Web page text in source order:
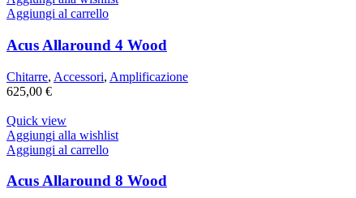
Aggiungi al carrello
Acus Allaround 4 Wood
Chitarre, Accessori, Amplificazione
625,00 €
Quick view
Aggiungi alla wishlist
Aggiungi al carrello
Acus Allaround 8 Wood